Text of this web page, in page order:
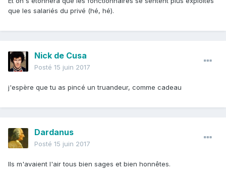
que les salariés du privé (hé, hé).
Nick de Cusa
Posté 15 juin 2017
j'espère que tu as pincé un truandeur, comme cadeau
Dardanus
Posté 15 juin 2017
Ils m'avaient l'air tous bien sages et bien honnêtes.